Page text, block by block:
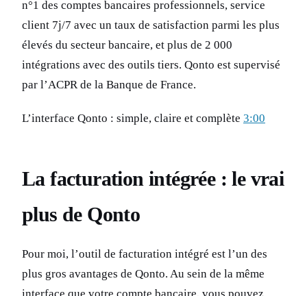
n°1 des comptes bancaires professionnels, service
client 7j/7 avec un taux de satisfaction parmi les plus
élevés du secteur bancaire, et plus de 2 000
intégrations avec des outils tiers. Qonto est supervisé
par l’ACPR de la Banque de France.
L’interface Qonto : simple, claire et complète 3:00
La facturation intégrée : le vrai
plus de Qonto
Pour moi, l’outil de facturation intégré est l’un des
plus gros avantages de Qonto. Au sein de la même